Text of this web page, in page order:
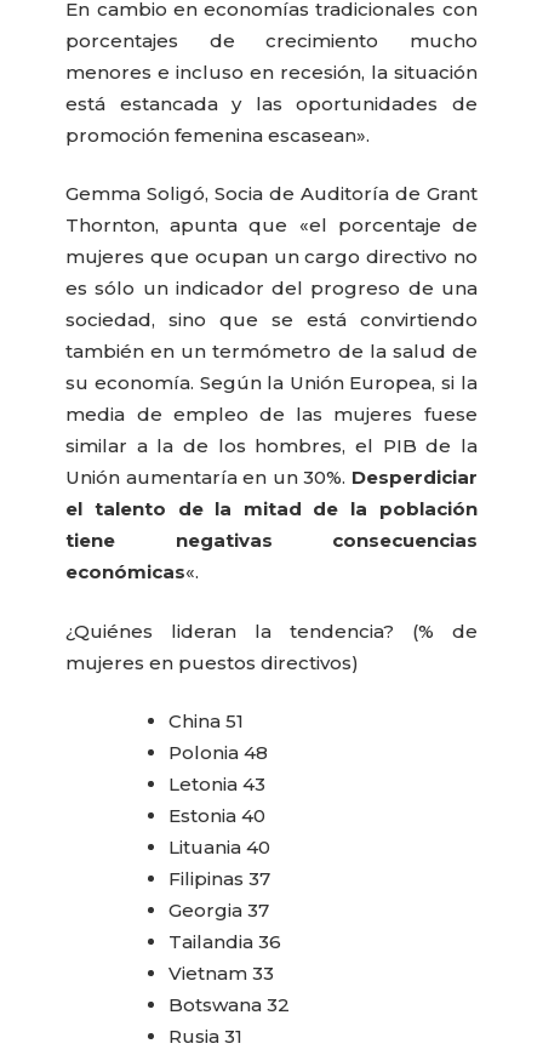
En cambio en economías tradicionales con
porcentajes de crecimiento mucho
menores e incluso en recesión, la situación
está estancada y las oportunidades de
promoción femenina escasean».
Gemma Soligó, Socia de Auditoría de Grant
Thornton, apunta que «el porcentaje de
mujeres que ocupan un cargo directivo no
es sólo un indicador del progreso de una
sociedad, sino que se está convirtiendo
también en un termómetro de la salud de
su economía. Según la Unión Europea, si la
media de empleo de las mujeres fuese
similar a la de los hombres, el PIB de la
Unión aumentaría en un 30%. Desperdiciar
el talento de la mitad de la población
tiene negativas consecuencias
económicas«.
¿Quiénes lideran la tendencia? (% de
mujeres en puestos directivos)
China 51
Polonia 48
Letonia 43
Estonia 40
Lituania 40
Filipinas 37
Georgia 37
Tailandia 36
Vietnam 33
Botswana 32
Rusia 31